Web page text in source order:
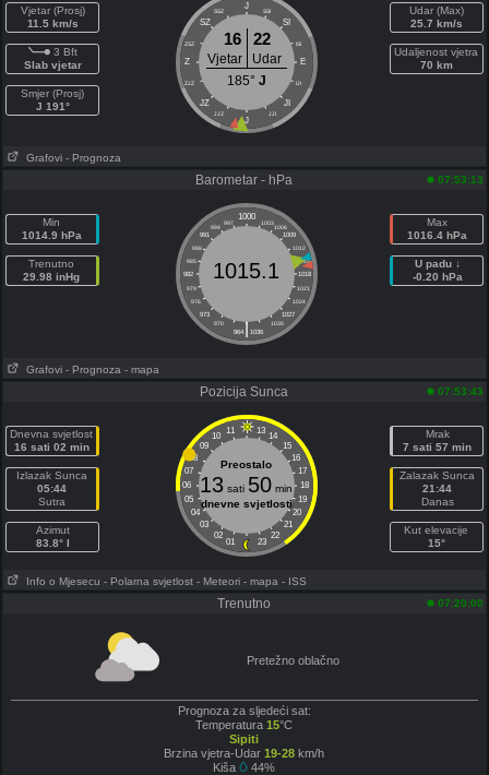
Vjetar (Prosj)
11.5 km/s
3 Bft
Slab vjetar
Smjer (Prosj)
J 191°
J
SSZ SSI
SZ SI
ZSZ ISI
Z E
ZJZ IJI
JZ JI
JJZ JJI
J
16 22
Vjetar
Udar
185° J
Udar (Max)
25.7 km/s
Udaljenost vjetra
70 km
Grafovi - Prognoza
Barometar - hPa 07:53:13
Min
1014.9 hPa
Trenutno
29.98 inHg
1000
997 1003
994
1006
991
1009
988
1012
985
1015
982
1018
979
1021
976
1024
973
1027
970
1030
|
964 1036
1015.1
Max
1016.4 hPa
U padu ↓
-0.20 hPa
Grafovi - Prognoza - mapa
Pozicija Sunca 07:53:43
Dnevna svjetlost
16 sati 02 min
Izlazak Sunca
05:44
Sutra
Azimut
83.8° I
11 13
10
14
09
15
08
16
07
17
06
18
05
19
04
20
03
21
02
22
01 23
Preostalo
13 sati 50 min
dnevne svjetlosti
Mrak
7 sati 57 min
Zalazak Sunca
21:44
Danas
Kut elevacije
15°
Info o Mjesecu - Polarna svjetlost - Meteori - mapa - ISS
Trenutno 07:20:00
Pretežno oblačno
Prognoza za sljedeći sat:
Temperatura15°C
Sipiti
Brzina vjetra-Udar 19-28 km/h
Kiša
44%